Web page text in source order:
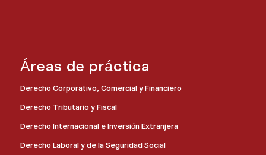
Áreas de práctica
Derecho Corporativo, Comercial y Financiero
Derecho Tributario y Fiscal
Derecho Internacional e Inversión Extranjera
Derecho Laboral y de la Seguridad Social